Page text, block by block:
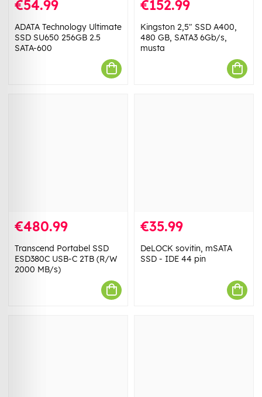
€54.99
ADATA Technology Ultimate
SSD SU650 256GB 2.5
SATA-600
€152.99
Kingston 2,5" SSD A400,
480 GB, SATA3 6Gb/s,
musta
€480.99
Transcend Portabel SSD
ESD380C USB-C 2TB (R/W
2000 MB/s)
€35.99
DeLOCK sovitin, mSATA
SSD - IDE 44 pin